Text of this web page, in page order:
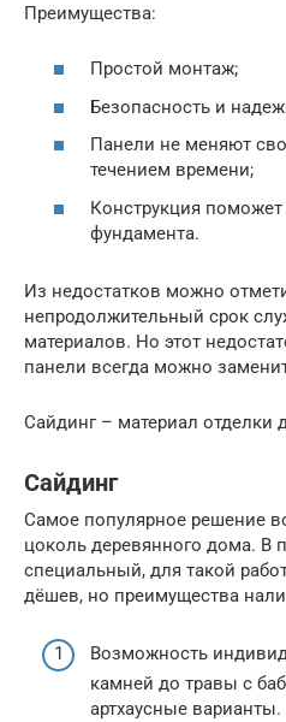
Преимущества:
Простой монтаж;
Безопасность и
Панели не меняют
течением времени;
Конструкция поможет
фундамента.
Из недостатков можно
непродолжительный срок
материалов. Но этот
панели всегда можно
Сайдинг – материал отделки
Сайдинг
Самое популярное решение
цоколь деревянного дома. В
специальный, для такой
дёшев, но преимущества
Возможность
камней до травы с
артхаусные варианты.